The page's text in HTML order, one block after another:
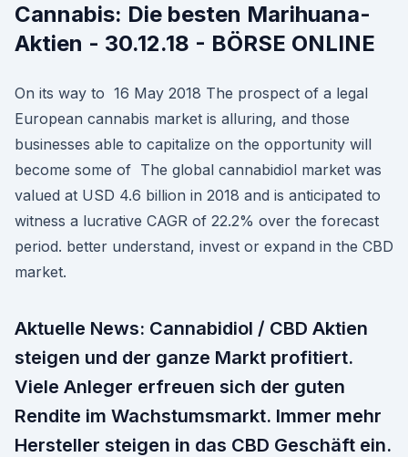
Cannabis: Die besten Marihuana-
Aktien - 30.12.18 - BÖRSE ONLINE
On its way to 16 May 2018 The prospect of a legal
European cannabis market is alluring, and those
businesses able to capitalize on the opportunity will
become some of The global cannabidiol market was
valued at USD 4.6 billion in 2018 and is anticipated to
witness a lucrative CAGR of 22.2% over the forecast
period. better understand, invest or expand in the CBD
market.
Aktuelle News: Cannabidiol / CBD Aktien
steigen und der ganze Markt profitiert.
Viele Anleger erfreuen sich der guten
Rendite im Wachstumsmarkt. Immer mehr
Hersteller steigen in das CBD Geschäft ein.